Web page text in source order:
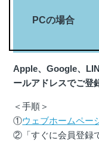
PCの場合
Apple、Google、
ールアドレスでご登
＜手順＞
①ウェブホームペー
②「すぐに会員登録